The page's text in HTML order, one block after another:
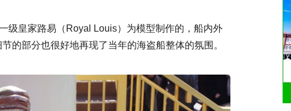
级皇家路易（Royal Louis）为模型制作的，船内外
的部分也很好地再现了当年的海盗船整体的氛围。